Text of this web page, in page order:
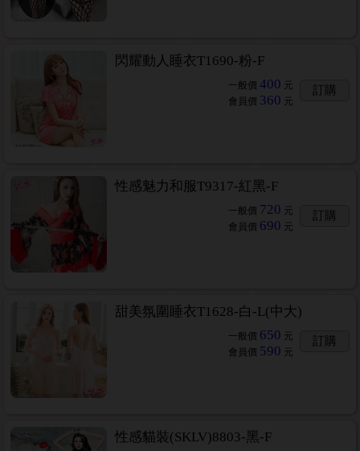
閃耀動人睡衣T1690-粉-F
一般價 400 元
會員價 360 元
訂購
性感魅力和服T9317-紅黑-F
一般價 720 元
會員價 690 元
訂購
甜美氛圍睡衣T1628-白-L(中大)
一般價 650 元
會員價 590 元
訂購
性感貓裝(SKLV)8803-黑-F